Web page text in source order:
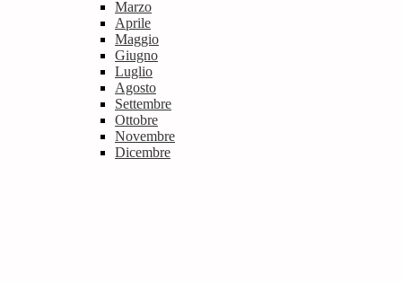
Marzo
Aprile
Maggio
Giugno
Luglio
Agosto
Settembre
Ottobre
Novembre
Dicembre